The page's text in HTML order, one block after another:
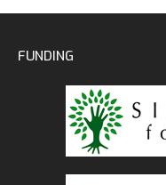
FUNDING